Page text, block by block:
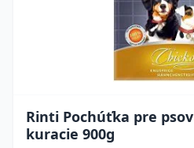
Rinti Pochúťka pre
kuracie 900g